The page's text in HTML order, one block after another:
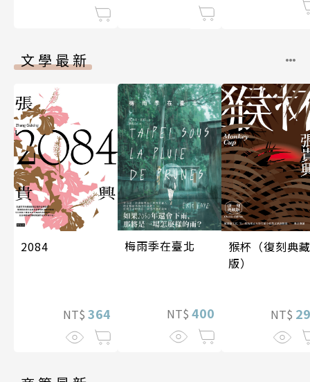
文學最新
2084
NT$ 364
梅雨季在臺北
NT$ 400
猴杯（復刻典藏
版）
NT$